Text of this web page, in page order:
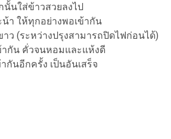
นั้นใส่ข้าวสวยลงไป
า ให้ทุกอย่างพอเข้ากัน
ว (ระหว่างปรุงสามารถปิดไฟก่อนได้)
ากัน คั่วจนหอมและแห้งดี
กันอีกครั้ง เป็นอันเสร็จ